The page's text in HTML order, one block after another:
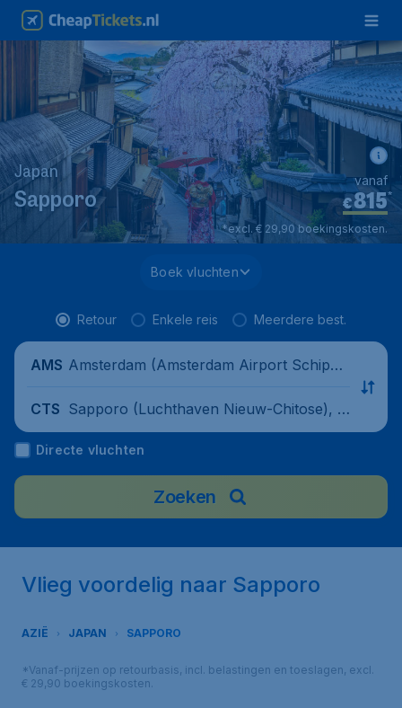
Japan
Sapporo €815*
vanaf
*excl. € 29,90 boekingskosten.
Boek vluchten
Retour Enkele reis Meerdere best.
AMS Amsterdam (Amsterdam Airport Schipho
CTS Sapporo (Luchthaven Nieuw-Chitose), J
apan
Directe vluchten
Zoeken
Vlieg voordelig naar Sapporo
AZIË JAPAN SAPPORO
*Vanaf-prijzen op retourbasis, incl. belastingen en toeslagen, excl.
€ 29,90 boekingskosten.